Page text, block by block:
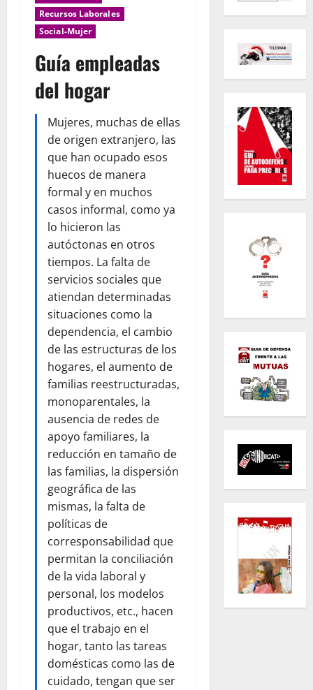
Recursos Laborales
Social-Mujer
Guía empleadas
del hogar
Mujeres, muchas de ellas
de origen extranjero, las
que han ocupado esos
huecos de manera
formal y en muchos
casos informal, como ya
lo hicieron las
autóctonas en otros
tiempos. La falta de
servicios sociales que
atiendan determinadas
situaciones como la
dependencia, el cambio
de las estructuras de los
hogares, el aumento de
familias reestructuradas,
monoparentales, la
ausencia de redes de
apoyo familiares, la
reducción en tamaño de
las familias, la dispersión
geográfica de las
mismas, la falta de
políticas de
corresponsabilidad que
permitan la conciliación
de la vida laboral y
personal, los modelos
productivos, etc., hacen
que el trabajo en el
hogar, tanto las tareas
domésticas como las de
cuidado, tengan que ser